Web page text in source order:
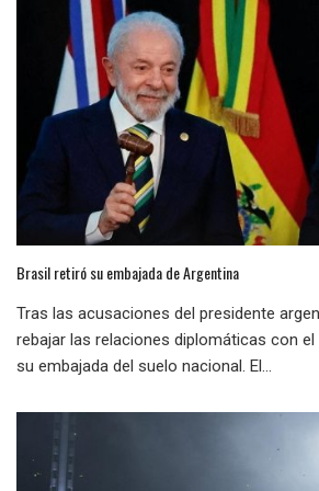
Brasil retiró su embajada de Argentina
Tras las acusaciones del presidente
rebajar las relaciones diplomáticas con
su embajada del suelo nacional. El...